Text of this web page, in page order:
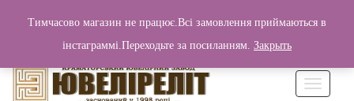
Вход / Регистрация 0 грн.
Тимчасово магазин не працює.Всі замовлення приймаються в
інстаграммі.Переходьте за посиланням. Закрыть